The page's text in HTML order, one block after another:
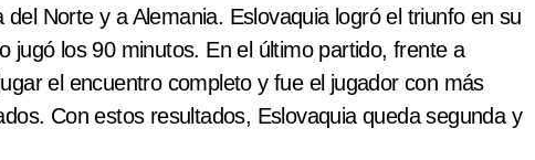
Norte y a Alemania. Eslovaquia logró el triunfo en su
jugó los 90 minutos. En el último partido, frente a
el encuentro completo y fue el jugador con más
Con estos resultados, Eslovaquia queda segunda y